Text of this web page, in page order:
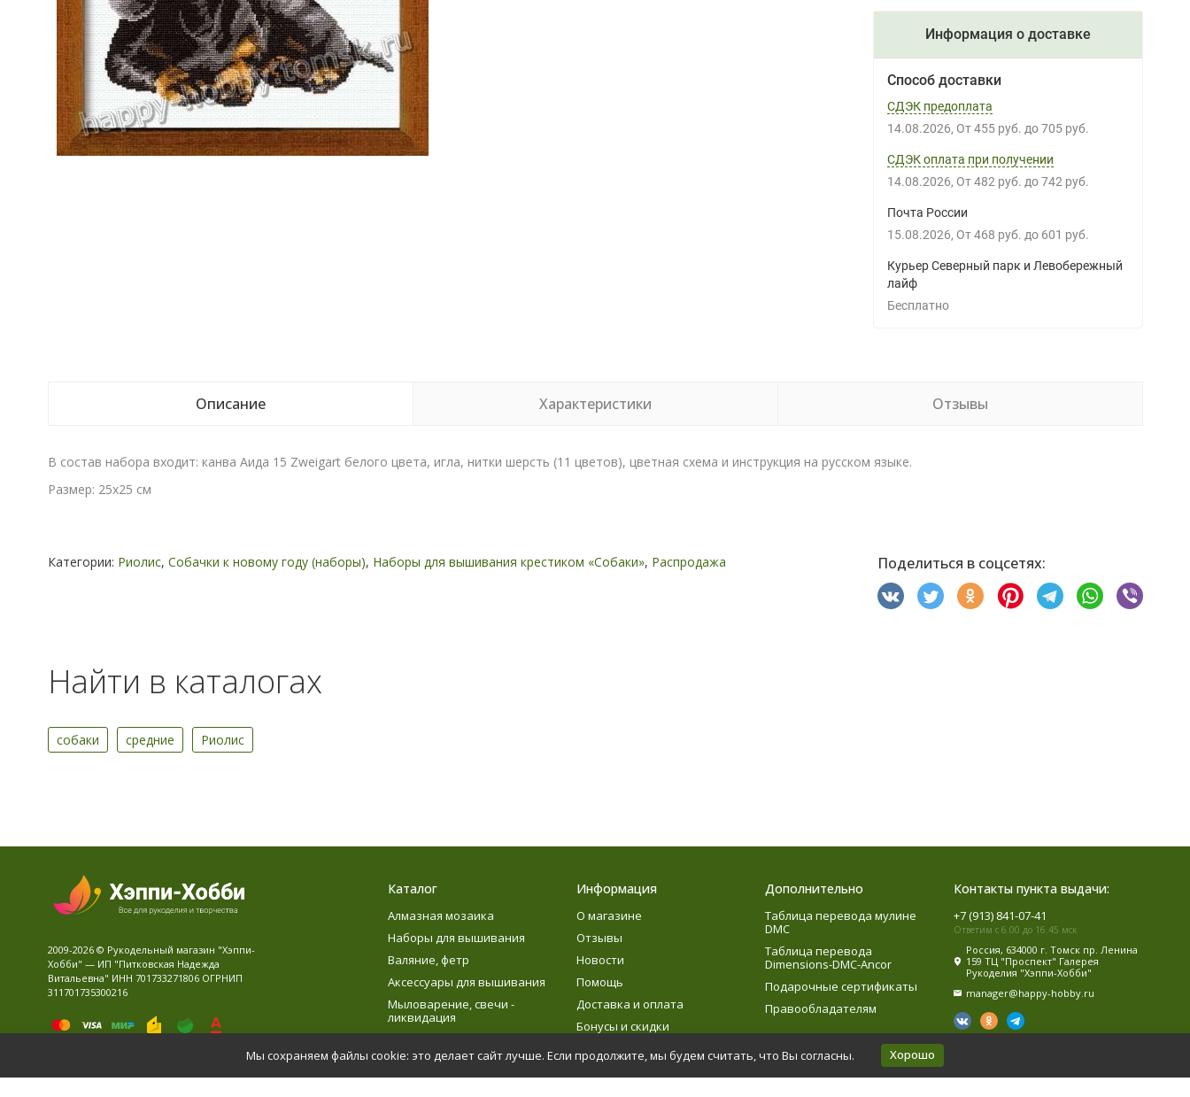
Информация о доставке
Способ доставки
СДЭК предоплата
14.08.2026 От 455 руб. до 705 руб.
СДЭК оплата при получении
14.08.2026 От 482 руб. до 742 руб.
Почта России
15.08.2026 От 468 руб. до 601 руб.
Курьер Северный парк и Левобережный
лайф
Бесплатно
Описание Характеристики Отзывы
В состав набора входит: канва Аида 15 Zweigart белого цвета, игла, нитки шерсть (11 цветов), цветная схема и инструкция на русском языке.
Размер: 25х25 см
Категории: Риолис, Собачки к новому году (наборы), Наборы для вышивания крестиком «Собаки», Распродажа Поделиться в соцсетях:
Найти в каталогах
собаки средние Риолис
2009-2026 © Рукодельный магазин "Хэппи-
Хобби" — ИП "Питковская Надежда
Витальевна" ИНН 701733271806 ОГРНИП
311701735300216
Карта сайта
Каталог
Алмазная мозаика
Наборы для вышивания
Валяние, фетр
Аксессуары для вышивания
Мыловарение, свечи -
ликвидация
Детское творчество
Информация
О магазине
Отзывы
Новости
Помощь
Доставка и оплата
Бонусы и скидки
Дополнительно
Таблица перевода мулине
DMC
Таблица перевода
Dimensions-DMC-Ancor
Подарочные сертификаты
Правообладателям
Контакты пункта выдачи:
+7 (913) 841-07-41
Ответим с 6.00 до 16.45 мск
Россия, 634000 г. Томск пр. Ленина
159 ТЦ "Проспект" Галерея
Рукоделия "Хэппи-Хобби"
manager@happy-hobby.ru
Мы сохраняем файлы cookie: это делает сайт лучше. Если продолжите, мы будем считать, что Вы согласны. Хорошо